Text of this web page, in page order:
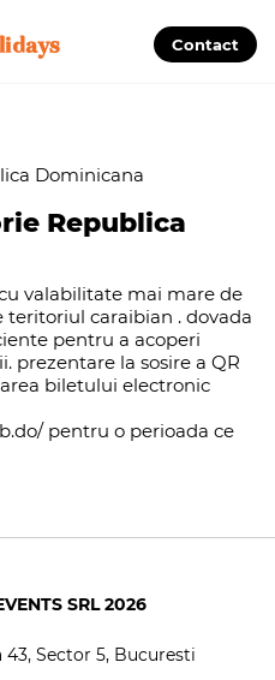
Contact
Republica
valabilitate mai mare de
teritoriul caraibian . dovada
pentru a acoperi
prezentare la sosire a QR
biletului electronic
pentru o perioada ce
SRL 2026
Sector 5, Bucuresti